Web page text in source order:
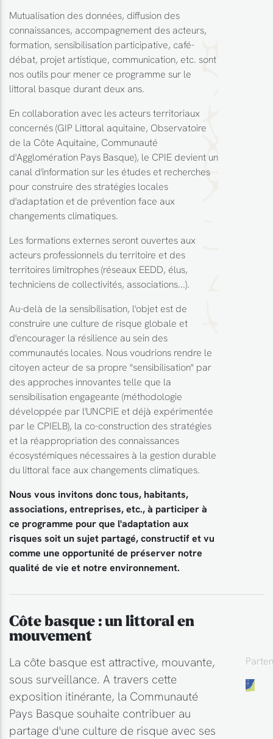
Mutualisation des données, diffusion des
connaissances, accompagnement des acteurs,
formation, sensibilisation participative, café-
débat, projet artistique, communication, etc. sont
nos outils pour mener ce programme sur le
littoral basque durant deux ans.
En collaboration avec les acteurs territoriaux
concernés (GIP Littoral aquitaine, Observatoire
de la Côte Aquitaine, Communauté
d'Agglomération Pays Basque), le CPIE devient un
canal d'information sur les études et recherches
pour construire des stratégies locales
d'adaptation et de prévention face aux
changements climatiques.
Les formations externes seront ouvertes aux
acteurs professionnels du territoire et des
territoires limitrophes (réseaux EEDD, élus,
techniciens de collectivités, associations...).
Au-delà de la sensibilisation, l'objet est de
construire une culture de risque globale et
d'encourager la résilience au sein des
communautés locales. Nous voudrions rendre le
citoyen acteur de sa propre "sensibilisation" par
des approches innovantes telle que la
sensibilisation engageante (méthodologie
développée par l'UNCPIE et déjà expérimentée
par le CPIELB), la co-construction des stratégies
et la réappropriation des connaissances
écosystémiques nécessaires à la gestion durable
du littoral face aux changements climatiques.
Nous vous invitons donc tous, habitants,
associations, entreprises, etc., à participer à
ce programme pour que l'adaptation aux
risques soit un sujet partagé, constructif et vu
comme une opportunité de préserver notre
qualité de vie et notre environnement.
Côte basque : un littoral en
mouvement
La côte basque est attractive, mouvante,
sous surveillance. A travers cette
exposition itinérante, la Communauté
Pays Basque souhaite contribuer au
partage d'une culture de risque avec ses